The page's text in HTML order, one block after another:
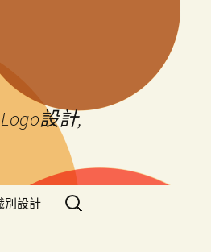
設計,
別設計
搜
尋